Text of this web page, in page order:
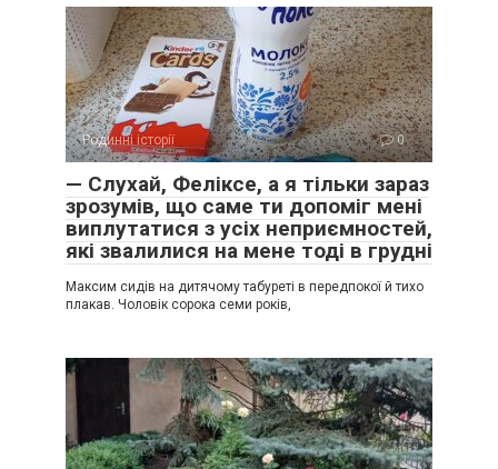
Родинні історії 0
— Слухай, Феліксе, а я тільки зараз
зрозумів, що саме ти допоміг мені
виплутатися з усіх неприємностей,
які звалилися на мене тоді в грудні
Максим сидів на дитячому табуреті в передпокої й тихо
плакав. Чоловік сорока семи років,